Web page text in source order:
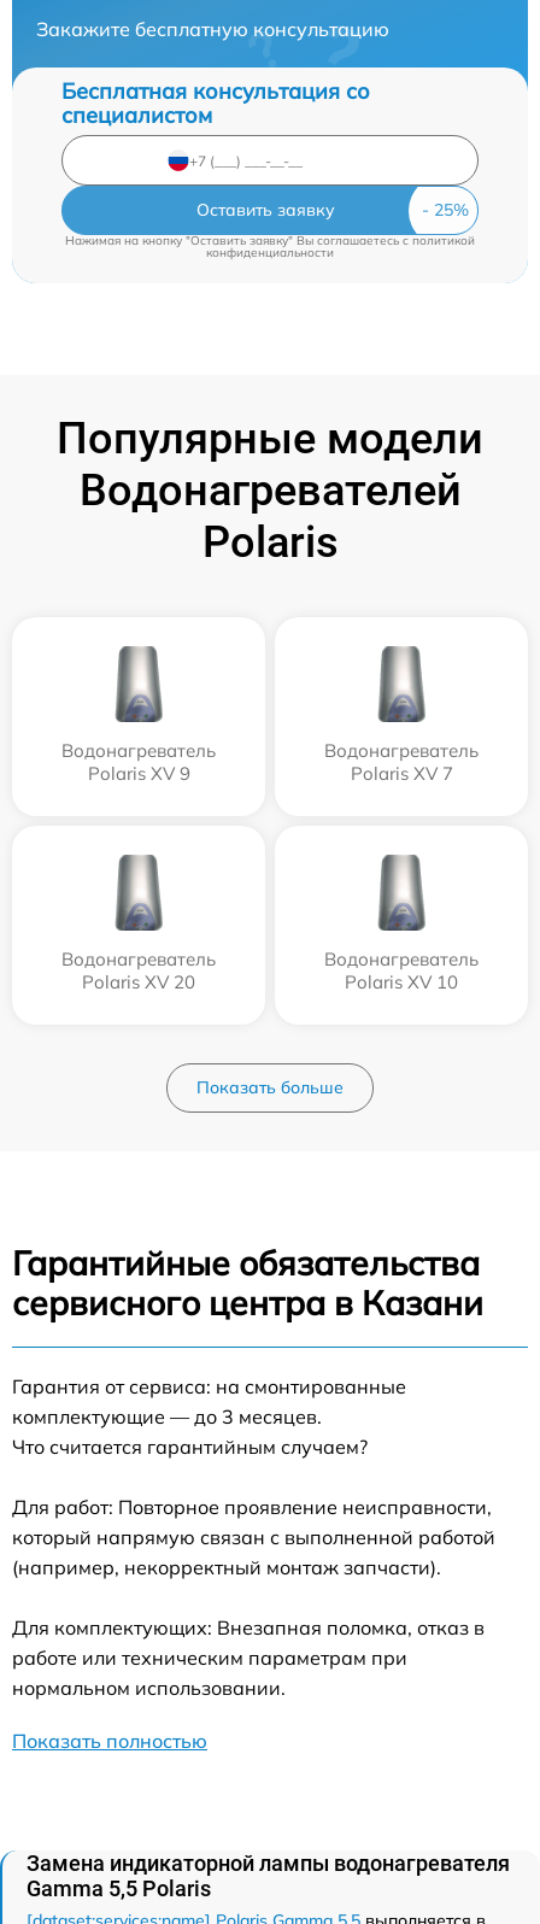
Закажите бесплатную консультацию
Бесплатная консультация со
специалистом
Оставить заявку
Нажимая на кнопку "Оставить заявку" Вы соглашаетесь cполитикой
конфиденциальности
Популярные модели
Водонагревателей
Polaris
Водонагреватель
Polaris XV 9
Водонагреватель
Polaris XV 7
Водонагреватель
Polaris XV 20
Водонагреватель
Polaris XV 10
Показать больше
Гарантийные обязательства
сервисного центра в Казани
Гарантия от сервиса: на смонтированные
комплектующие — до 3 месяцев.
Что считается гарантийным случаем?
Для работ: Повторное проявление неисправности,
который напрямую связан с выполненной работой
(например, некорректный монтаж запчасти).
Для комплектующих: Внезапная поломка, отказ в
работе или техническим параметрам при
нормальном использовании.
Показать полностью
Замена индикаторной лампы водонагревателя
Gamma 5,5 Polaris